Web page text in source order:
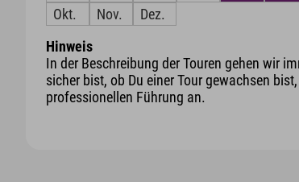
Okt.
Nov. Dez.
Hinweis
In der Beschreibung der Touren gehen wir
sicher bist, ob Du einer Tour gewachsen
professionellen Führung an.